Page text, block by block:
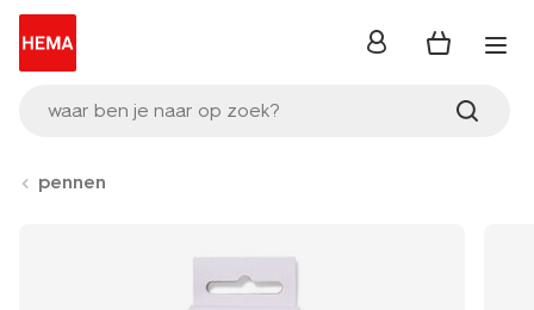
waar ben je naar op zoek?
inloggen
pennen